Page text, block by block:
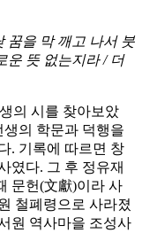
꿈을 막 깨고 나서 붓
운 뜻 없는지라 / 더
의 시를 찾아보았
의 학문과 덕행을
. 기록에 따르면 창
였다. 그 후 정유재
문헌(文獻)이라 사
철폐령으로 사라졌
원 역사마을 조성사